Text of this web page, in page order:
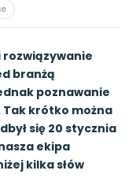
rozwiązywanie
branżą
poznawanie
Tak krótko można
się 20 stycznia
ekipa
kilka słów